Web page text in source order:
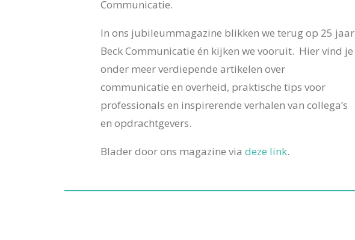
Communicatie.
In ons jubileummagazine blikken we terug op 25 jaar
Beck Communicatie én kijken we vooruit. Hier vind je
onder meer verdiepende artikelen over
communicatie en overheid, praktische tips voor
professionals en inspirerende verhalen van collega’s
en opdrachtgevers.
Blader door ons magazine viadeze link.